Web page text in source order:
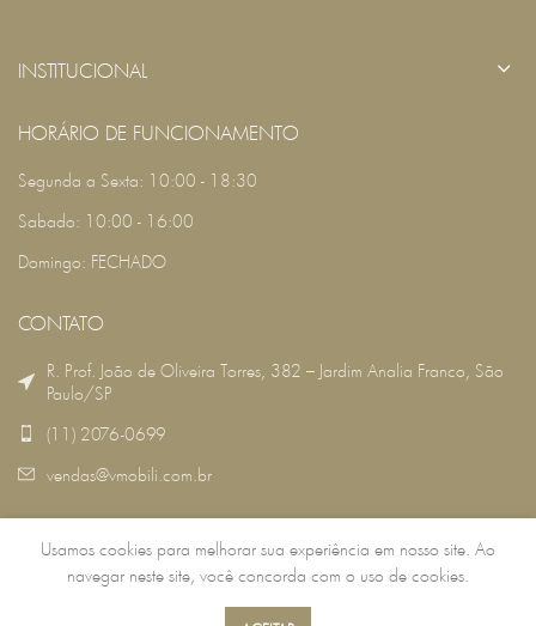
INSTITUCIONAL
HORÁRIO DE FUNCIONAMENTO
Segunda a Sexta: 10:00 - 18:30
Sabado: 10:00 - 16:00
Domingo: FECHADO
CONTATO
R. Prof. João de Oliveira Torres, 382 – Jardim Analia Franco, São
Paulo/SP
(11) 2076-0699
vendas@vmobili.com.br
2022 DESENVOLVIDO POR: RSG TECNOLOGIA .
Usamos cookies para melhorar sua experiência em nosso site. Ao
navegar neste site, você concorda com o uso de cookies.